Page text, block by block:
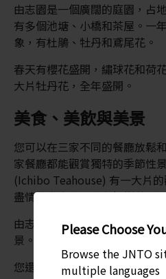
Please Choose
Browse the JNTO
multiple languages
由志園是一個廣闊的庭園，占
有多個池塘、小橋和茶屋。一
象，有杜鵑、牡丹和鳶尾花。
春天有櫻花盛開，繡球花和荷
大片牡丹花，全年盛開。
美食、美飲與美景
您可以在三家不同的餐廳放鬆
家餐廳都能觀賞獨特的季節性
(Ichibo Teahouse) 有一大片
盡情欣賞白色沙灘和松樹花園
由志園一年四季都會開放到很
景。
您還可以在紀念品商店購買各種